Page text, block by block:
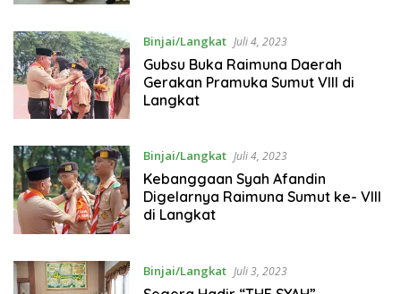
Binjai/Langkat Juli 4, 2023
Gubsu Buka Raimuna Daerah
Gerakan Pramuka Sumut VIII di
Langkat
Binjai/Langkat Juli 4, 2023
Kebanggaan Syah Afandin
Digelarnya Raimuna Sumut ke- VIII
di Langkat
Binjai/Langkat Juli 3, 2023